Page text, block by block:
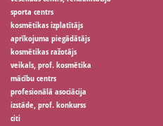
sporta centrs
kosmētikas izplatītājs
aprīkojuma piegādātājs
kosmētikas ražotājs
veikals, prof. kosmētika
mācību centrs
profesionālā asociācija
izstāde, prof. konkurss
citi